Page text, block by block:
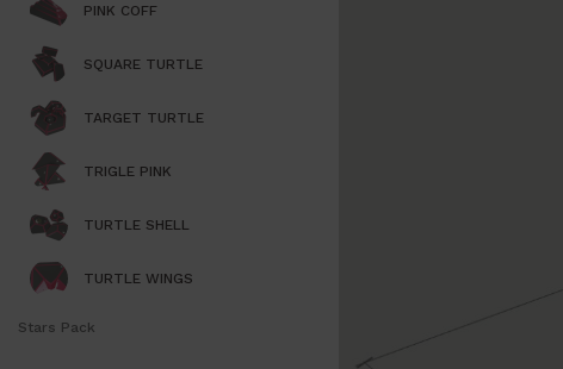
PINK COFF
SQUARE TURTLE
TARGET TURTLE
TRIGLE PINK
TURTLE SHELL
TURTLE WINGS
Stars Pack